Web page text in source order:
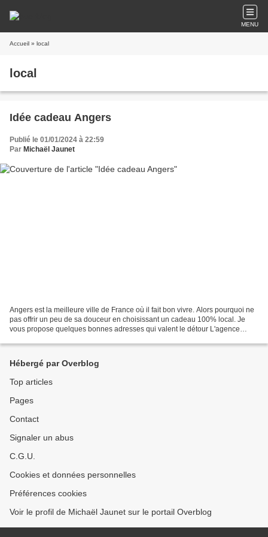
MENU
Accueil » local
local
Idée cadeau Angers
Publié le 01/01/2024 à 22:59
Par Michaël Jaunet
Angers est la meilleure ville de France où il fait bon vivre. Alors pourquoi ne
pas offrir un peu de sa douceur en choisissant un cadeau 100% local. Je
vous propose quelques bonnes adresses qui valent le détour L'agence
Hébergé par Overblog
Top articles
Pages
Contact
Signaler un abus
C.G.U.
Cookies et données personnelles
Préférences cookies
Voir le profil de Michaël Jaunet sur le portail Overblog